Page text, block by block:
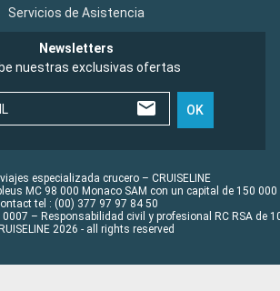
Servicios de Asistencia
Newsletters
nuestras exclusivas ofertas
OK
especializada crucero – CRUISELINE
MC 98 000 Monaco SAM con un capital de 150 000
tel : (00) 377 97 97 84 50
– Responsabilidad civil y profesional RC RSA de
2026 - all rights reserved